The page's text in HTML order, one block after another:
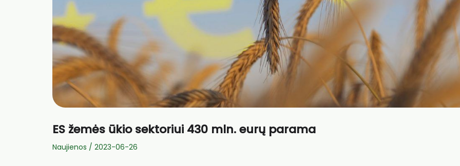
ES žemės ūkio sektoriui 430 mln. eurų parama
Naujienos / 2023-06-26